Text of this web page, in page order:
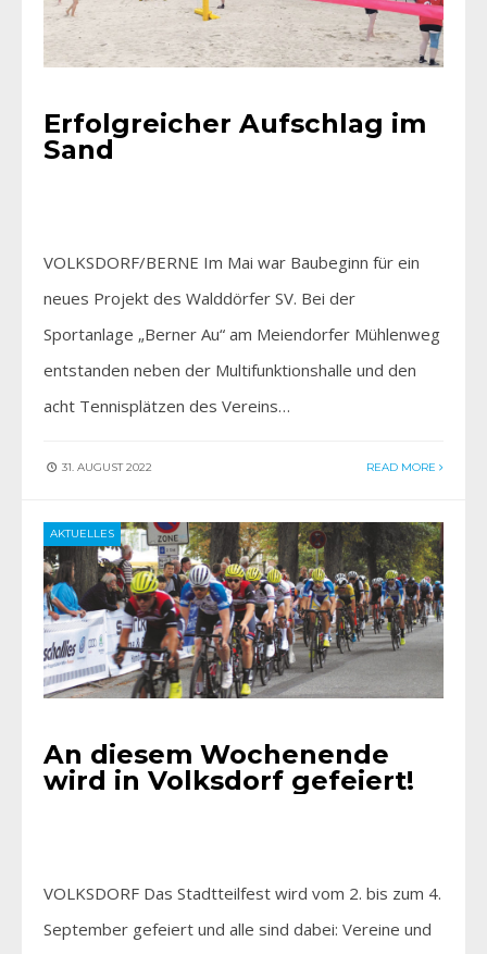
Erfolgreicher Aufschlag im
Sand
VOLKSDORF/BERNE Im Mai war Baubeginn für ein
neues Projekt des Walddörfer SV. Bei der
Sportanlage „Berner Au“ am Meiendorfer Mühlenweg
entstanden neben der Multifunktionshalle und den
acht Tennisplätzen des Vereins…
31. AUGUST 2022 READ MORE
AKTUELLES
An diesem Wochenende
wird in Volksdorf gefeiert!
VOLKSDORF Das Stadtteilfest wird vom 2. bis zum 4.
September gefeiert und alle sind dabei: Vereine und